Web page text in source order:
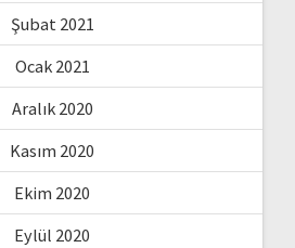
Şubat 2021
Ocak 2021
Aralık 2020
Kasım 2020
Ekim 2020
Eylül 2020